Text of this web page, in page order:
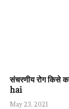
संचरणीय रोग
hai
May 23, 2021